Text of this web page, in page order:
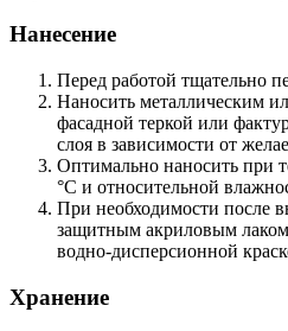
Нанесение
Перед работой тщательно
Наносить металлическим
фасадной теркой или
слоя в зависимости от
Оптимально наносить при
°C и относительной
При необходимости после
защитным акриловым
водно-дисперсионной
Хранение